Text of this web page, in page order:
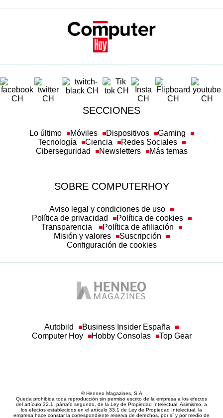
SECCIONES
Lo último Móviles Dispositivos
Gaming
Tecnología
Ciencia
Redes Sociales
Ciberseguridad
Newsletters Más temas
SOBRE COMPUTERHOY
Aviso legal y condiciones de uso
Política de privacidad
Política de cookies
Transparencia
Política de afiliación
Misión y valores
Suscripción
Configuración de cookies
Autobild
Business Insider España
Computer Hoy
Hobby Consolas Top Gear
© Henneo Magazines, S.A
Queda prohibida toda reproducción sin permiso escrito de la empresa a los efectos
del artículo 32.1, párrafo segundo, de la Ley de Propiedad Intelectual. Asimismo, a
los efectos establecidos en el artículo 33.1 de Ley de Propiedad Intelectual, la
empresa hace constar la correspondiente reserva de derechos, por sí y por medio de